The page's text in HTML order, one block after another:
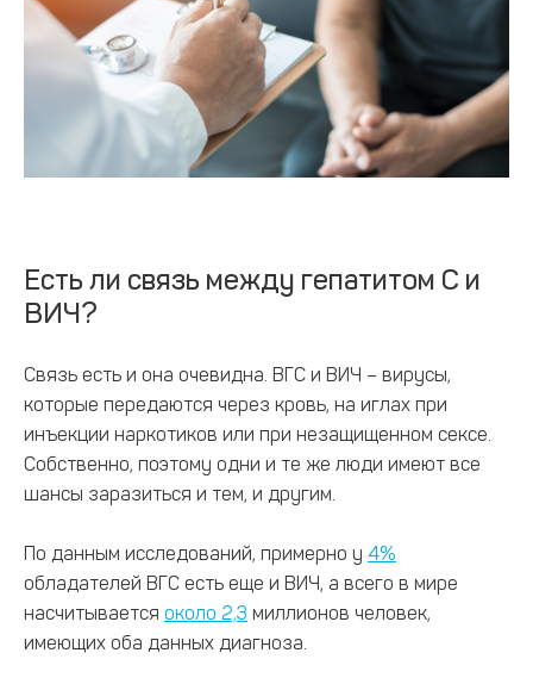
Есть ли связь между гепатитом С и
ВИЧ?
Связь есть и она очевидна. ВГС и ВИЧ – вирусы,
которые передаются через кровь, на иглах при
инъекции наркотиков или при незащищенном сексе.
Собственно, поэтому одни и те же люди имеют все
шансы заразиться и тем, и другим.
По данным исследований, примерно у 4%
обладателей ВГС есть еще и ВИЧ, а всего в мире
насчитывается около 2,3 миллионов человек,
имеющих оба данных диагноза.